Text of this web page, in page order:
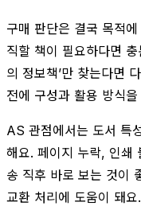
구매 판단은 결국 목적
직할 책이 필요하다면
의 정보책’만 찾는다면
전에 구성과 활용 방식
AS 관점에서는 도서 특
해요. 페이지 누락, 인쇄
송 직후 바로 보는 것이
교환 처리에 도움이 돼요.